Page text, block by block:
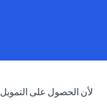
لأن الحصول على